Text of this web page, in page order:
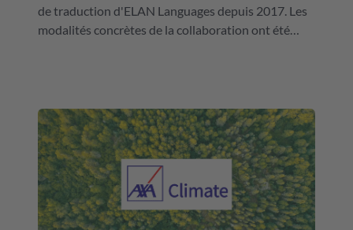
de traduction d'ELAN Languages depuis 2017. Les
modalités concrètes de la collaboration ont été